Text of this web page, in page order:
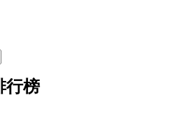
行榜